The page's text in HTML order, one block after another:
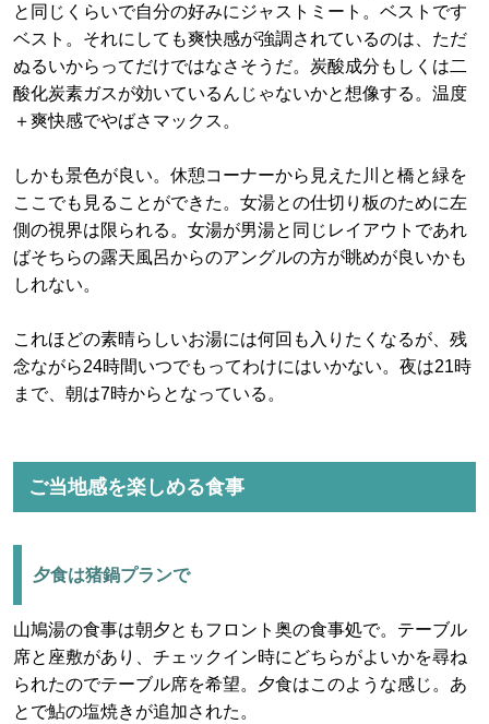
と同じくらいで自分の好みにジャストミート。ベストです
ベスト。それにしても爽快感が強調されているのは、ただ
ぬるいからってだけではなさそうだ。炭酸成分もしくは二
酸化炭素ガスが効いているんじゃないかと想像する。温度
＋爽快感でやばさマックス。
しかも景色が良い。休憩コーナーから見えた川と橋と緑を
ここでも見ることができた。女湯との仕切り板のために左
側の視界は限られる。女湯が男湯と同じレイアウトであれ
ばそちらの露天風呂からのアングルの方が眺めが良いかも
しれない。
これほどの素晴らしいお湯には何回も入りたくなるが、残
念ながら24時間いつでもってわけにはいかない。夜は21時
まで、朝は7時からとなっている。
ご当地感を楽しめる食事
夕食は猪鍋プランで
山鳩湯の食事は朝夕ともフロント奥の食事処で。テーブル
席と座敷があり、チェックイン時にどちらがよいかを尋ね
られたのでテーブル席を希望。夕食はこのような感じ。あ
とで鮎の塩焼きが追加された。